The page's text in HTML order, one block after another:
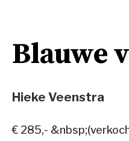
Blauwe
Hieke Veenstra
€ 285,-